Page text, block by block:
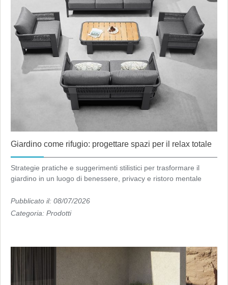
Giardino come rifugio: progettare spazi per il relax totale
Strategie pratiche e suggerimenti stilistici per trasformare il
giardino in un luogo di benessere, privacy e ristoro mentale
Pubblicato il: 08/07/2026
Categoria: Prodotti